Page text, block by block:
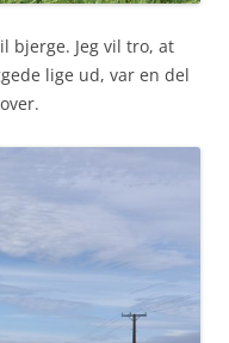
bjerge. Jeg vil tro, at
lige ud, var en del